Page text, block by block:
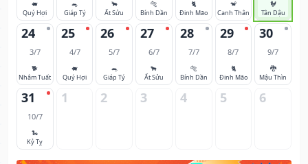
🐖
Quý Hợi
🐀
Giáp Tý
🐂
Ất Sửu
🐅
Bính Dần
🐈
Đinh Mão
🐒
Canh Thân
🐓
Tân Dậu
24
3/7
🐕
Nhâm Tuất
25
4/7
🐖
Quý Hợi
26
5/7
🐀
Giáp Tý
27
6/7
🐂
Ất Sửu
28
7/7
🐅
Bính Dần
29
8/7
🐈
Đinh Mão
30
9/7
🐉
Mậu Thìn
31
10/7
🐍
Kỷ Tỵ
1 2 3 4 5 6